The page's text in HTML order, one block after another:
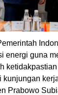
energi guna
kunjungan
Prabowo